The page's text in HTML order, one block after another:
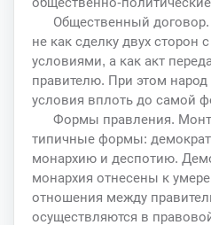
Общественный
не как сделку двух сторон
условиями, а как акт
правителю. При этом
условия вплоть до самой
Формы правления.
типичные формы:
монархию и деспотию.
монархия отнесены к
отношения между
осуществляются в